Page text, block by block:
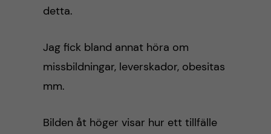
detta.
Jag fick bland annat höra om
missbildningar, leverskador, obesitas
mm.
Bilden åt höger visar hur ett tillfälle